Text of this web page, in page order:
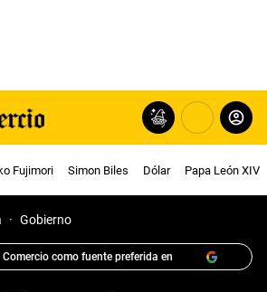
Fujimori Simon Biles Dólar Papa León XIV
· Gobierno
como fuente preferida en